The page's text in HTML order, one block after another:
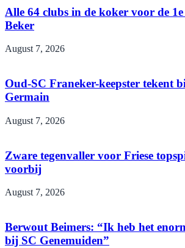
Alle 64 clubs in de koker voor de
Beker
August 7, 2026
Oud-SC Franeker-keepster tekent
Germain
August 7, 2026
Zware tegenvaller voor Friese
voorbij
August 7, 2026
Berwout Beimers: “Ik heb het
bij SC Genemuiden”